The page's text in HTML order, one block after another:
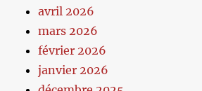
avril 2026
mars 2026
février 2026
janvier 2026